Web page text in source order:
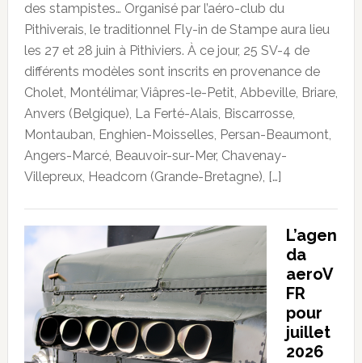
des stampistes… Organisé par l’aéro-club du
Pithiverais, le traditionnel Fly-in de Stampe aura lieu
les 27 et 28 juin à Pithiviers. À ce jour, 25 SV-4 de
différents modèles sont inscrits en provenance de
Cholet, Montélimar, Viâpres-le-Petit, Abbeville, Briare,
Anvers (Belgique), La Ferté-Alais, Biscarrosse,
Montauban, Enghien-Moisselles, Persan-Beaumont,
Angers-Marcé, Beauvoir-sur-Mer, Chavenay-
Villepreux, Headcorn (Grande-Bretagne), […]
L’agen
da
aeroV
FR
pour
juillet
2026